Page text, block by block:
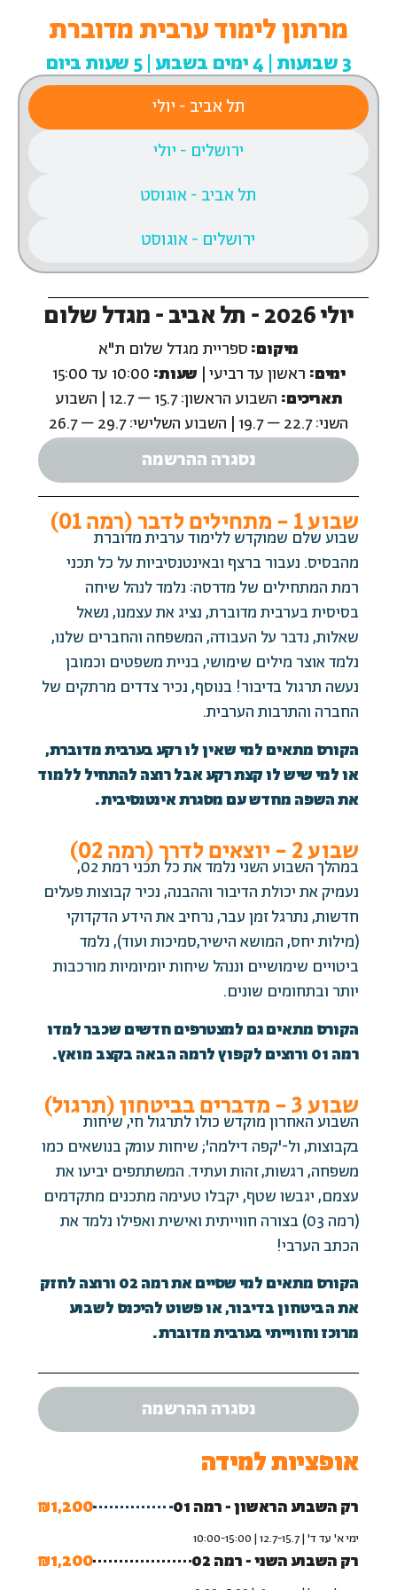
מרתון לימוד ערבית מדוברת
3 שבועות | 4 ימים בשבוע | 5 שעות ביום
תל אביב - יולי
ירושלים - יולי
תל אביב - אוגוסט
ירושלים - אוגוסט
יולי 2026 - תל אביב - מגדל שלום
מיקום:ספריית מגדל שלום ת"א
ימים: ראשון עד רביעי | שעות:
תאריכים:
השבוע הראשון: 15.7 – 12.7 | השבוע
השני: 22.7 – 19.7 | השבוע השלישי: 29.7 – 26.7
נסגרה ההרשמה
שבוע 1 - מתחילים לדבר (רמה 01)
שבוע שלם שמוקדש ללימוד ערבית מדוברת
מהבסיס. נעבור ברצף ובאינטנסיביות על כל תכני
רמת המתחילים של מדרסה: נלמד לנהל שיחה
בסיסית בערבית מדוברת, נציג את עצמנו, נשאל
שאלות, נדבר על העבודה, המשפחה והחברים שלנו,
נלמד אוצר מילים שימושי, בניית משפטים וכמובן
נעשה תרגול בדיבור! בנוסף, נכיר צדדים מרתקים של
החברה והתרבות הערבית.
הקורס מתאים למי שאין לו רקע בערבית מדוברת,
או למי שיש לו קצת רקע אבל רוצה להתחיל ללמוד
את השפה מחדש עם מסגרת אינטנסיבית.
שבוע 2 - יוצאים לדרך (רמה 02)
במהלך השבוע השני נלמד את כל תכני רמת 02,
נעמיק את יכולת הדיבור וההבנה, נכירקבוצות פעלים
חדשות, נתרגל זמן עבר, נרחיב את הידע הדקדוקי
(מילות יחס, המושא הישיר,סמיכות ועוד), נלמד
ביטויים שימושיים וננהל שיחות יומיומיות מורכבות
יותר ובתחומים שונים.
הקורס מתאים גם למצטרפים חדשים שכבר למדו
רמה 01 ורוצים לקפוץ לרמה הבאה בקצב מואץ.
שבוע 3 - מדברים בביטחון (תרגול)
השבוע האחרון מוקדש כולו לתרגול חי, שיחות
בקבוצות, ול-'קפה דילמה'; שיחות עומק בנושאים כמו
משפחה, רגשות, זהות ועתיד. המשתתפים יביעו את
עצמם, יגבשו שטף, יקבלו טעימה מתכנים מתקדמים
(רמה 03) בצורה חווייתית ואישית ואפילו נלמד את
הכתב הערבי!
הקורס מתאים למי שסיים את רמה 02 ורוצה לחזק
את הביטחון בדיבור, או פשוט להיכנס לשבוע
מרוכז וחווייתי בערבית מדוברת.
נסגרה ההרשמה
אופציות למידה
רק השבוע הראשון - רמה 01 ₪1,200
ימי א' עד ד' | 12.7-15.7 | 10:00-15:00
רק השבוע השני - רמה 02 ₪1,200